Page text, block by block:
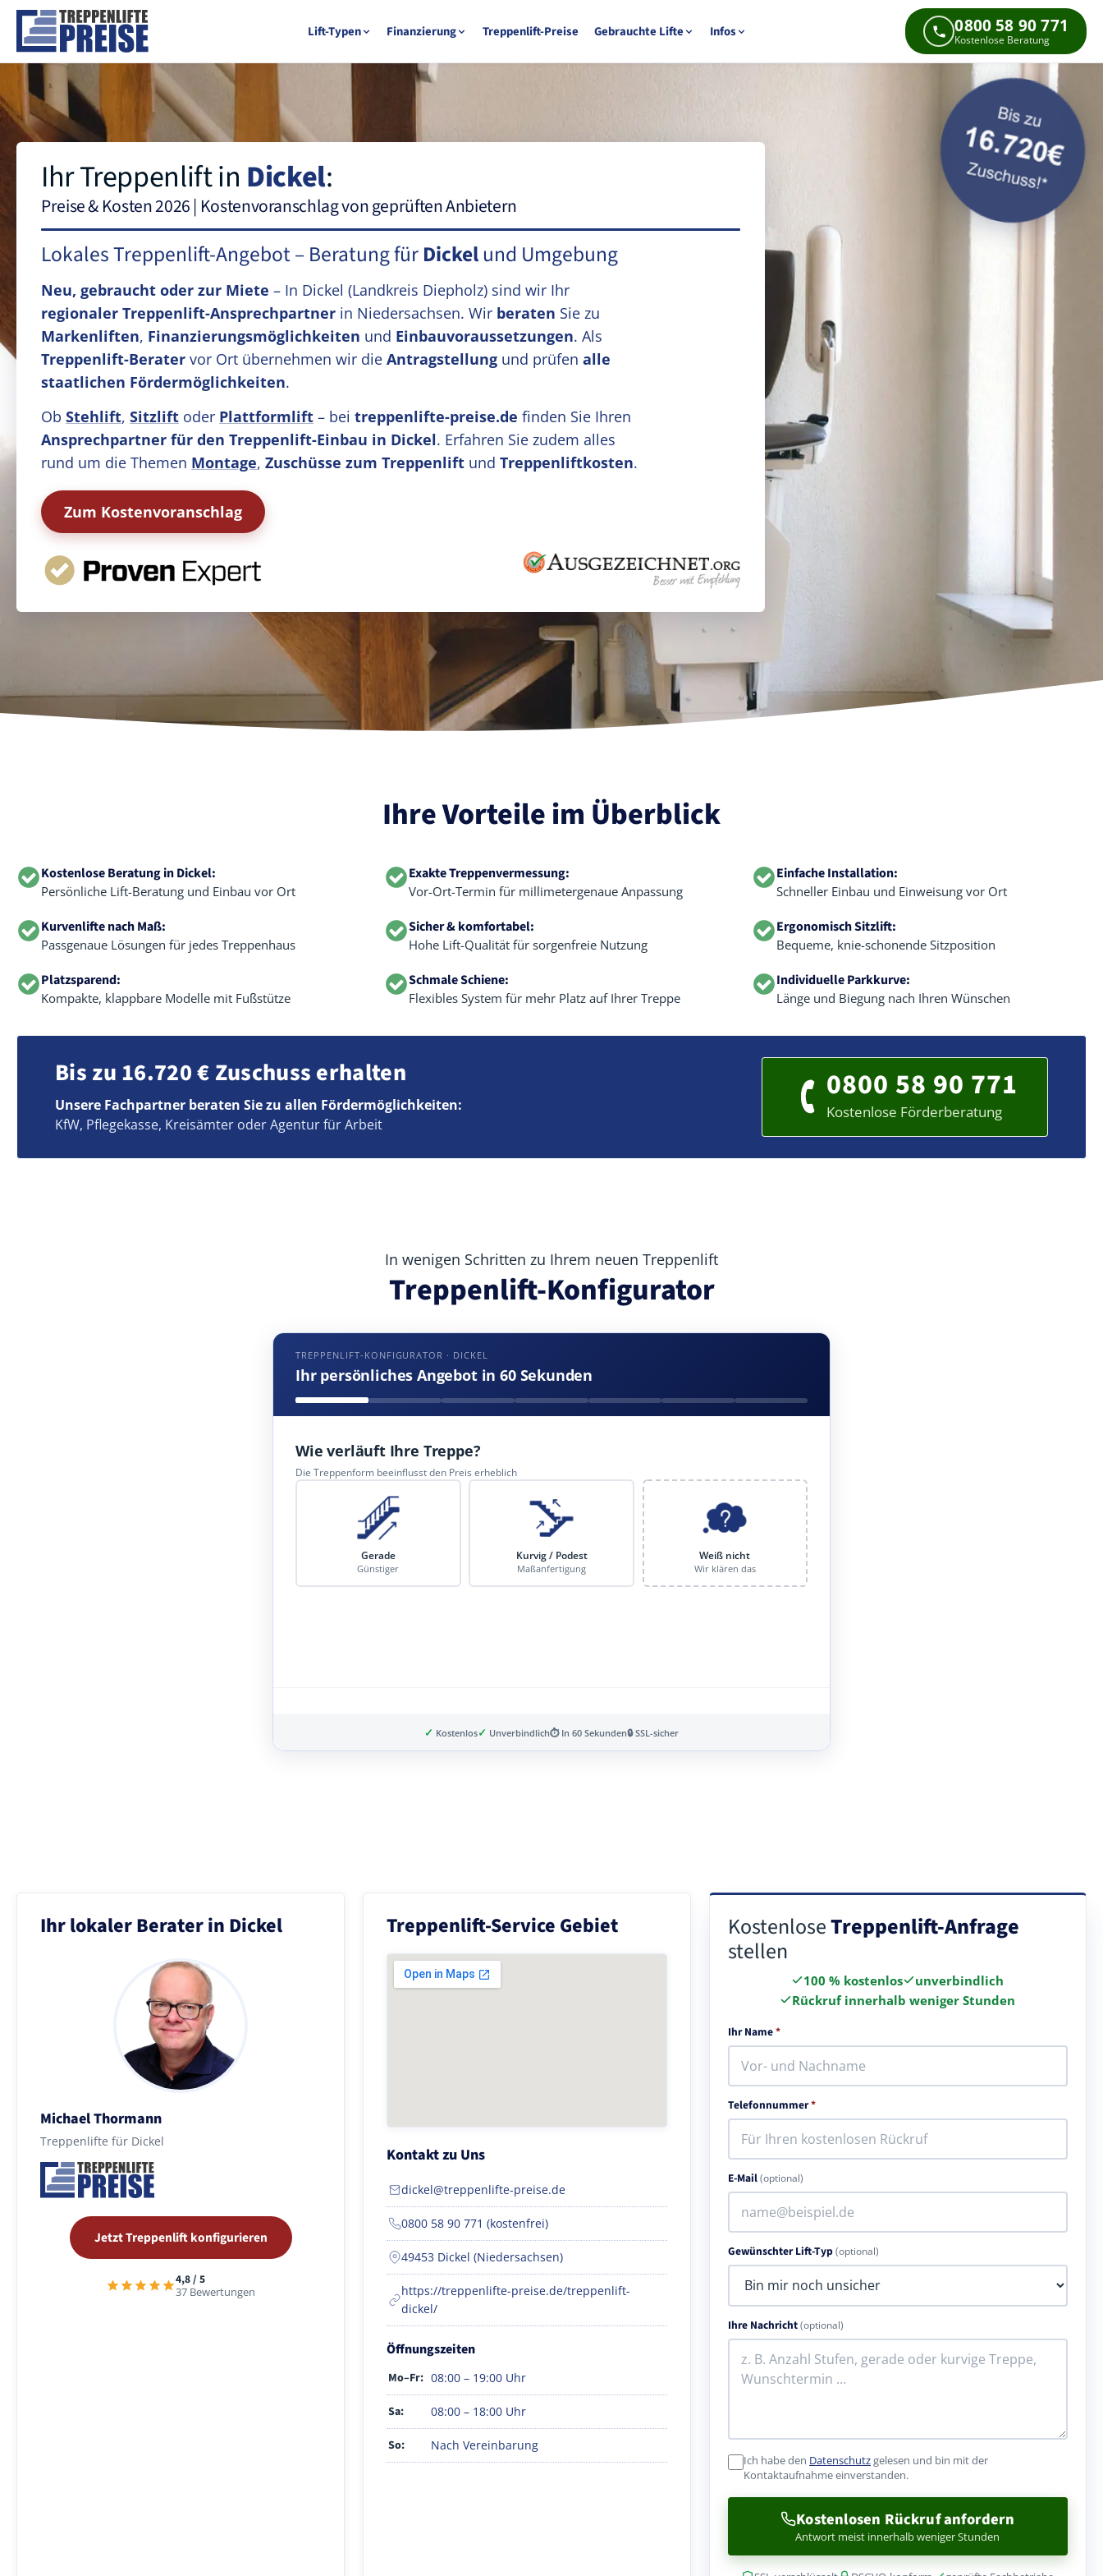
Lift-Typen Finanzierung Treppenlift-Preise Gebrauchte Lifte Infos 0800 58 90 771
Kostenlose Beratung
Ihr Treppenlift in Dickel:
Preise & Kosten 2026 | Kostenvoranschlag von geprüften Anbietern
Lokales Treppenlift-Angebot – Beratung fürDickelund Umgebung
Neu, gebraucht oder zur Miete – In Dickel (Landkreis Diepholz) sind wir Ihr
regionaler Treppenlift-Ansprechpartner in Niedersachsen. Wir beraten Sie zu
Markenliften, Finanzierungsmöglichkeiten und Einbauvoraussetzungen. Als
Treppenlift-Berater vor Ort übernehmen wir die Antragstellung und prüfen alle
staatlichen Fördermöglichkeiten.
Ob Stehlift, Sitzlift oder Plattformlift – bei treppenlifte-preise.de finden Sie Ihren
Ansprechpartner für den Treppenlift-Einbau in Dickel. Erfahren Sie zudem alles
rund um die Themen Montage, Zuschüsse zum Treppenlift und Treppenliftkosten.
Zum Kostenvoranschlag
Ihre Vorteile im Überblick
Kostenlose Beratung in Dickel:
Persönliche Lift-Beratung und Einbau vor Ort
Exakte Treppenvermessung:
Vor-Ort-Termin für millimetergenaue Anpassung
Einfache Installation:
Schneller Einbau und Einweisung vor Ort
Kurvenlifte nach Maß:
Passgenaue Lösungen für jedes Treppenhaus
Sicher & komfortabel:
Hohe Lift-Qualität für sorgenfreie Nutzung
Ergonomisch Sitzlift:
Bequeme, knie-schonende Sitzposition
Platzsparend:
Kompakte, klappbare Modelle mit Fußstütze
Schmale Schiene:
Flexibles System für mehr Platz auf Ihrer Treppe
Individuelle Parkkurve:
Länge und Biegung nach Ihren Wünschen
Bis zu 16.720 € Zuschuss erhalten
Unsere Fachpartner beraten Sie zu allen Fördermöglichkeiten:
KfW, Pflegekasse, Kreisämter oder Agentur für Arbeit
0800 58 90 771
Kostenlose Förderberatung
In wenigen Schritten zu Ihrem neuen Treppenlift
Treppenlift-Konfigurator
TREPPENLIFT-KONFIGURATOR · DICKEL
Ihr persönliches Angebot in 60 Sekunden
Wie verläuft Ihre Treppe?
Die Treppenform beeinflusst den Preis erheblich
Gerade
Günstiger
Kurvig / Podest
Maßanfertigung
Weiß nicht
Wir klären das
✓ Kostenlos✓ Unverbindlich⏱ In 60 Sekunden🔒 SSL-sicher
Ihr lokaler Berater in Dickel
Michael Thormann
Treppenlifte für Dickel
Jetzt Treppenlift konfigurieren
4,8 / 5
37 Bewertungen
Treppenlift-Service Gebiet
Kontakt zu Uns
dickel@treppenlifte-preise.de
0800 58 90 771 (kostenfrei)
49453 Dickel (Niedersachsen)
https://treppenlifte-preise.de/treppenlift-
dickel/
Öffnungszeiten
Mo–Fr: 08:00 – 19:00 Uhr
Sa: 08:00 – 18:00 Uhr
So: Nach Vereinbarung
KostenloseTreppenlift-Anfrage
stellen
100 % kostenlos
unverbindlich
Rückruf innerhalb weniger Stunden
Ihr Name*
Telefonnummer*
E-Mail(optional)
Gewünschter Lift-Typ(optional)
Ihre Nachricht(optional)
Ich habe den Datenschutzgelesen und bin mit der
Kontaktaufnahme einverstanden.
Kostenlosen Rückruf anfordern
Antwort meist innerhalb weniger Stunden